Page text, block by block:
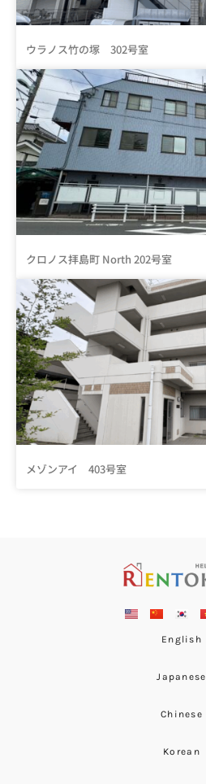
ウラノス竹の塚 302号室
クロノス拝島町 North 202号室
メゾンアイ 403号室
English
Japanese
Chinese
Korean